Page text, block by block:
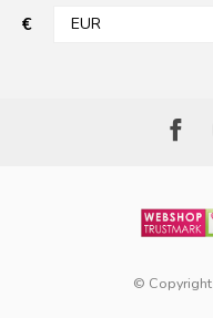
€
©